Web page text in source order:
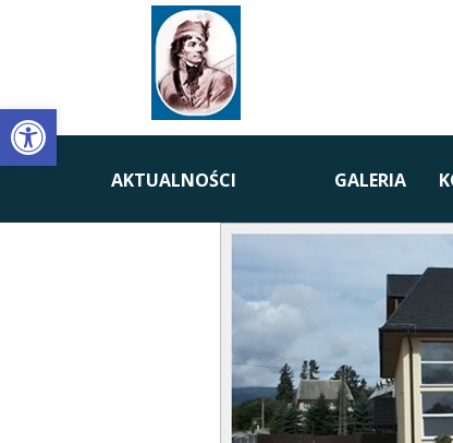
Open toolbar
AKTUALNOŚCI GALERIA